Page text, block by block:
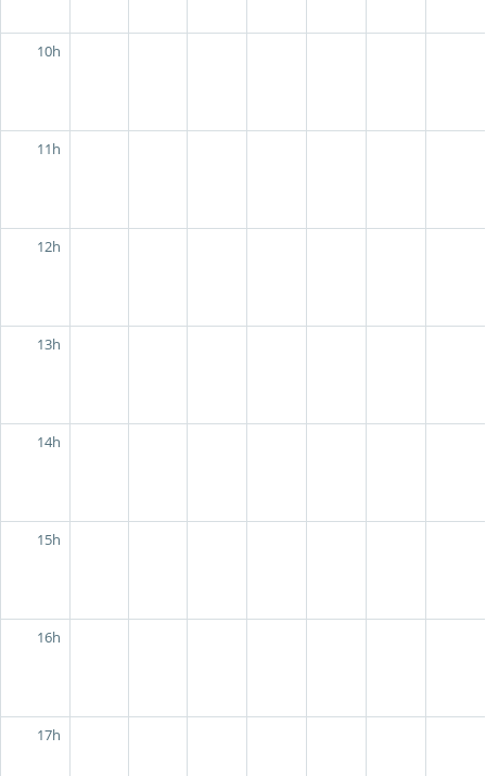
10h
11h
12h
13h
14h
15h
16h
17h